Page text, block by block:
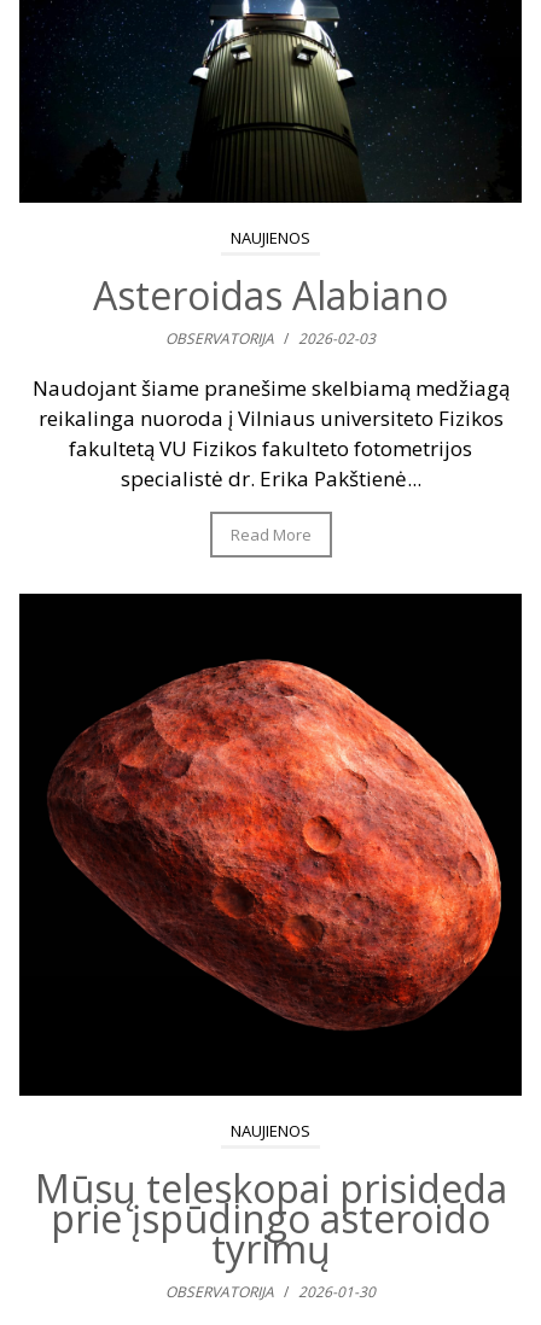
NAUJIENOS
Asteroidas Alabiano
OBSERVATORIJA / 2026-02-03
Naudojant šiame pranešime skelbiamą medžiagą
reikalinga nuoroda į Vilniaus universiteto Fizikos
fakultetą VU Fizikos fakulteto fotometrijos
specialistė dr. Erika Pakštienė...
Read More
NAUJIENOS
Mūsų teleskopai prisideda
prie įspūdingo asteroido
tyrimų
OBSERVATORIJA / 2026-01-30